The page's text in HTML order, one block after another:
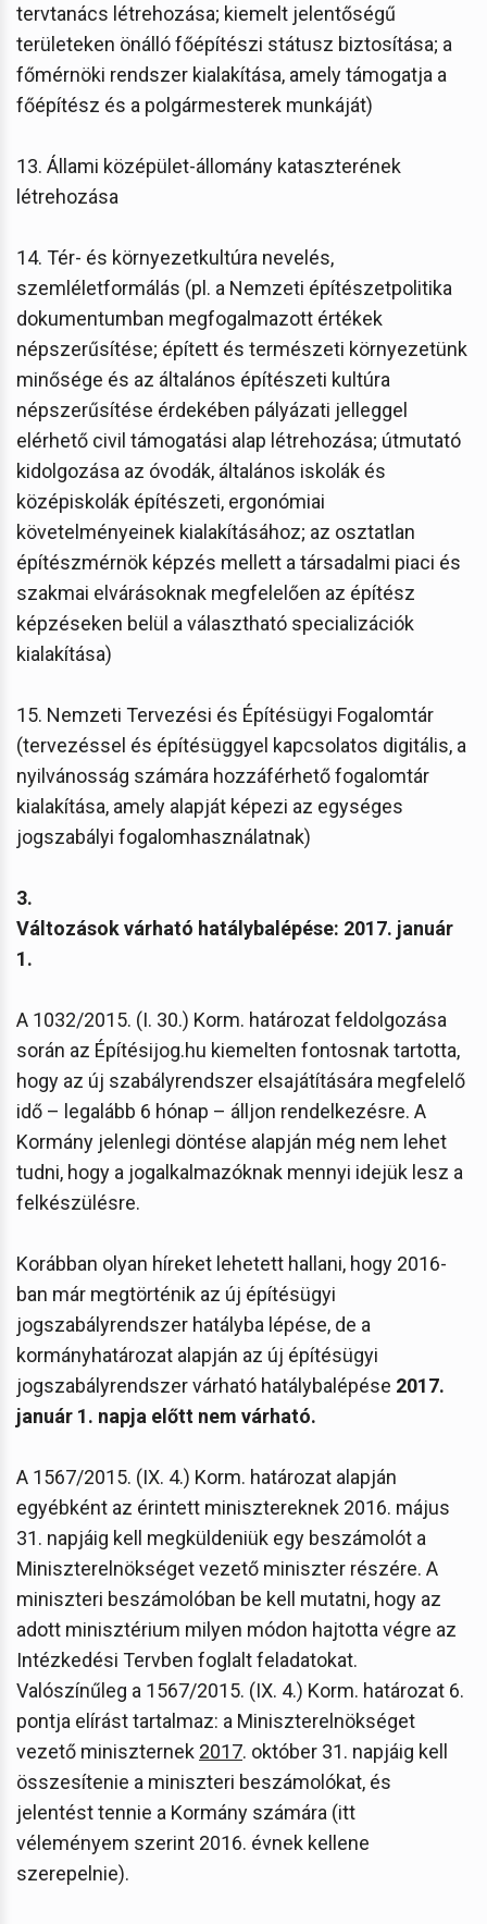
tervtanács létrehozása; kiemelt jelentőségű
területeken önálló főépítészi státusz biztosítása; a
főmérnöki rendszer kialakítása, amely támogatja a
főépítész és a polgármesterek munkáját)
13. Állami középület-állomány kataszterének
létrehozása
14. Tér- és környezetkultúra nevelés,
szemléletformálás (pl. a Nemzeti építészetpolitika
dokumentumban megfogalmazott értékek
népszerűsítése; épített és természeti környezetünk
minősége és az általános építészeti kultúra
népszerűsítése érdekében pályázati jelleggel
elérhető civil támogatási alap létrehozása; útmutató
kidolgozása az óvodák, általános iskolák és
középiskolák építészeti, ergonómiai
követelményeinek kialakításához; az osztatlan
építészmérnök képzés mellett a társadalmi piaci és
szakmai elvárásoknak megfelelően az építész
képzéseken belül a választható specializációk
kialakítása)
15. Nemzeti Tervezési és Építésügyi Fogalomtár
(tervezéssel és építésüggyel kapcsolatos digitális, a
nyilvánosság számára hozzáférhető fogalomtár
kialakítása, amely alapját képezi az egységes
jogszabályi fogalomhasználatnak)
3.
Változások várható hatálybalépése: 2017. január
1.
A 1032/2015. (I. 30.) Korm. határozat feldolgozása
során az Építésijog.hu kiemelten fontosnak tartotta,
hogy az új szabályrendszer elsajátítására megfelelő
idő – legalább 6 hónap – álljon rendelkezésre. A
Kormány jelenlegi döntése alapján még nem lehet
tudni, hogy a jogalkalmazóknak mennyi idejük lesz a
felkészülésre.
Korábban olyan híreket lehetett hallani, hogy 2016-
ban már megtörténik az új építésügyi
jogszabályrendszer hatályba lépése, de a
kormányhatározat alapján az új építésügyi
jogszabályrendszer várható hatálybalépése 2017.
január 1. napja előtt nem várható.
A 1567/2015. (IX. 4.) Korm. határozat alapján
egyébként az érintett minisztereknek 2016. május
31. napjáig kell megküldeniük egy beszámolót a
Miniszterelnökséget vezető miniszter részére. A
miniszteri beszámolóban be kell mutatni, hogy az
adott minisztérium milyen módon hajtotta végre az
Intézkedési Tervben foglalt feladatokat.
Valószínűleg a 1567/2015. (IX. 4.) Korm. határozat 6.
pontja elírást tartalmaz: a Miniszterelnökséget
vezető miniszternek 2017. október 31. napjáig kell
összesítenie a miniszteri beszámolókat, és
jelentést tennie a Kormány számára (itt
véleményem szerint 2016. évnek kellene
szerepelnie).